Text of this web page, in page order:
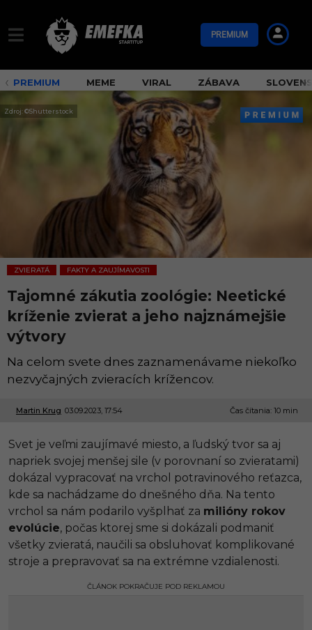
PREMIUM
PREMIUM MEME VIRAL ZÁBAVA
Zdroj: ©Shutterstock
ZVIERATÁ
,
FAKTY A ZAUJÍMAVOSTI
Tajomné zákutia zoológie: Neetické
kríženie zvierat a jeho najznámejšie
výtvory
Na celom svete dnes zaznamenávame niekoľko
nezvyčajných zvieracích krížencov.
Martin Krug 03.09.2023, 17:54
2
0
.
2
0
2
4
0
4
4
Čas čítania: 10 min
Svet je veľmi zaujímavé miesto, a ľudský tvor sa aj
napriek svojej menšej sile (v porovnaní so zvieratami)
dokázal vypracovať na vrchol potravinového reťazca,
kde sa nachádzame do dnešného dňa. Na tento
vrchol sa nám podarilo vyšplhať za milióny rokov
evolúcie, počas ktorej sme si dokázali podmaniť
všetky zvieratá, naučili sa obsluhovať komplikované
stroje a prepravovať sa na extrémne vzdialenosti.
ČLÁNOK POKRAČUJE POD REKLAMOU